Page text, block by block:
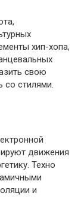
хип-хопа,
свою
со стилями.
движения
Техно
и